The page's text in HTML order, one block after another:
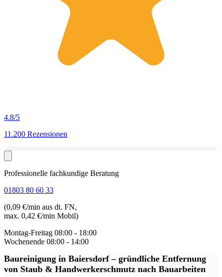
4.8/5
11.200 Rezensionen
Professionelle fachkundige Beratung
01803 80 60 33
(0,09 €/min aus dt. FN,
max. 0,42 €/min Mobil)
Montag-Freitag 08:00 - 18:00
Wochenende 08:00 - 14:00
Baureinigung in Baiersdorf– gründliche Entfernung
von Staub & Handwerkerschmutz nach Bauarbeiten